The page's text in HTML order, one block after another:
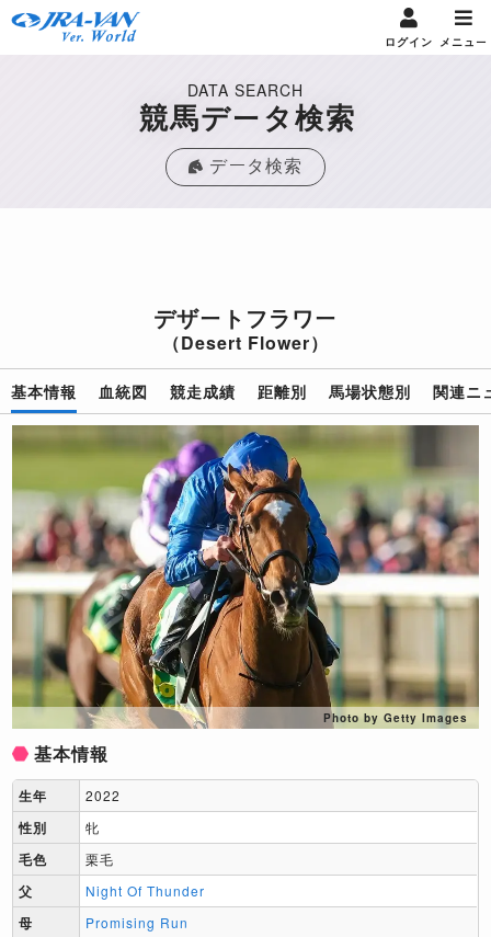
ログイン メニュー
DATA SEARCH
競馬データ検索
データ検索
デザートフラワー
（Desert Flower）
基本情報 血統図 競走成績 距離別 馬場状態別 関連ニ
Photo by Getty Images
基本情報
生年 2022
性別 牝
毛色 栗毛
父 Night Of Thunder
母 Promising Run